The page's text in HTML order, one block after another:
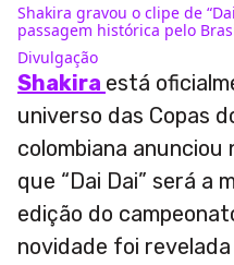
Shakira gravou o clipe de
passagem histórica pelo
Divulgação
Shakira está
universo das Copas
colombiana
que “Dai Dai” será a
edição do
novidade foi